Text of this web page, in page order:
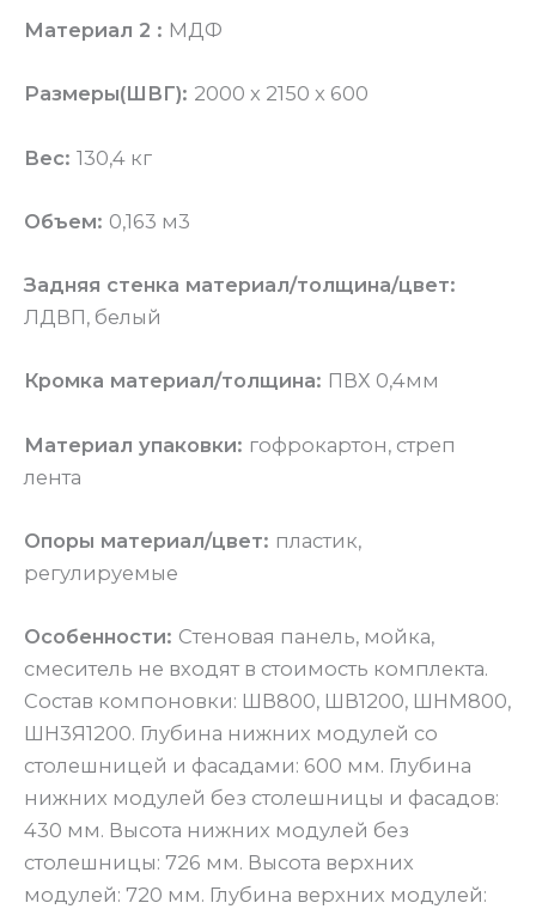
Материал 2 : МДФ
Размеры(ШВГ): 2000 x 2150 x 600
Вес: 130,4 кг
Объем: 0,163 м3
Задняя стенка материал/толщина/цвет:
ЛДВП, белый
Кромка материал/толщина: ПВХ 0,4мм
Материал упаковки: гофрокартон, стреп
лента
Опоры материал/цвет: пластик,
регулируемые
Особенности: Стеновая панель, мойка,
смеситель не входят в стоимость комплекта.
Состав компоновки: ШВ800, ШВ1200, ШНМ800,
ШН3Я1200. Глубина нижних модулей со
столешницей и фасадами: 600 мм. Глубина
нижних модулей без столешницы и фасадов:
430 мм. Высота нижних модулей без
столешницы: 726 мм. Высота верхних
модулей: 720 мм. Глубина верхних модулей: